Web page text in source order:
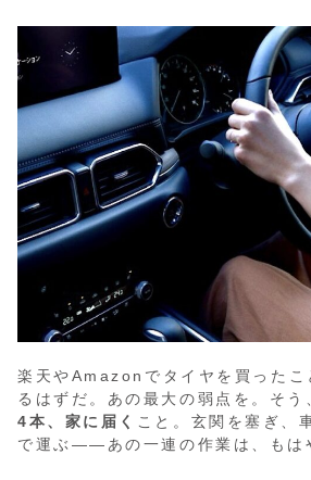
楽天やAmazonでタイヤを買ったこ
るはずだ。あの最大の弱点を。そう
4本、家に届く こと。玄関を塞ぎ、
で運ぶ——あの一連の作業は、もは